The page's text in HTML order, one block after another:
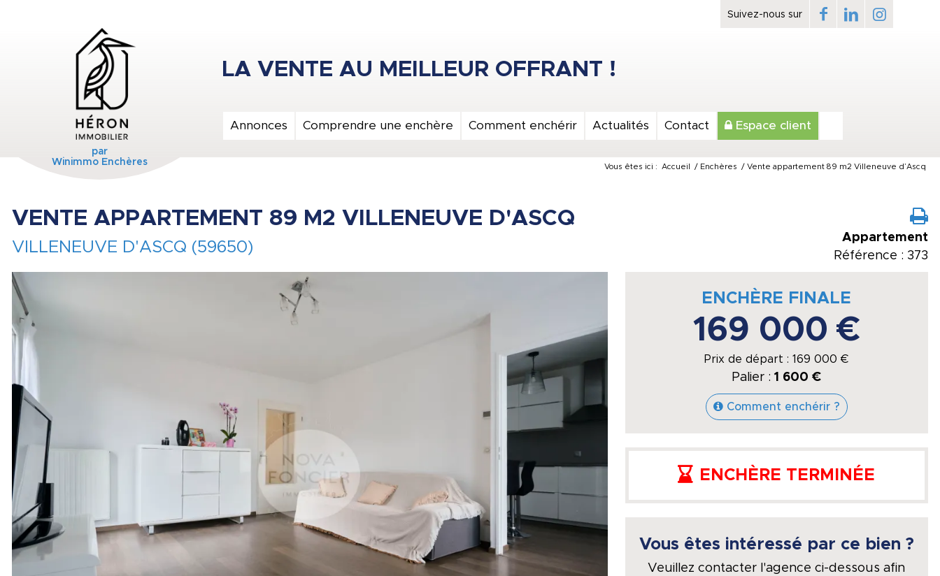
par
Winimmo Enchères
Annonces Comprendre une enchère Comment enchérir Actualités Contact Espace client
Vous êtes ici : Accueil / Enchères / Vente appartement 89 m2 Villeneuve d’Ascq
VENTE APPARTEMENT 89 M2 VILLENEUVE D'ASCQ
VILLENEUVE D'ASCQ (59650)
Appartement
Référence : 373
ENCHÈRE FINALE
169 000 €
Prix de départ :169 000 €
Palier :1 600 €
Comment enchérir ?
ENCHÈRE TERMINÉE
Vous êtes intéressé par ce bien ?
Veuillez contacter l'agence ci-dessous afin